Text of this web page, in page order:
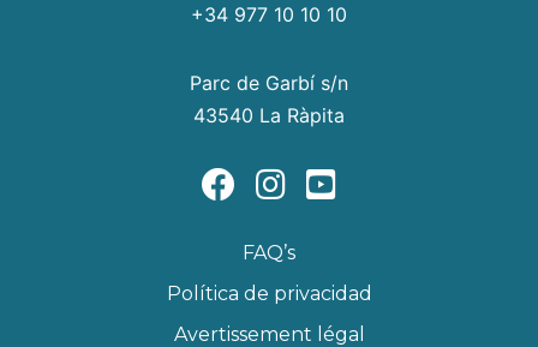
+34 977 10 10 10
Parc de Garbí s/n
43540 La Ràpita
FAQ’s
Política de privacidad
Avertissement légal